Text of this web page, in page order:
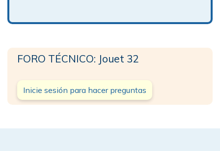
FORO TÉCNICO: Jouet 32
Inicie sesión para hacer preguntas